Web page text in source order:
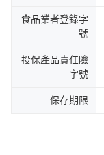
食品業者登錄字
號
投保產品責任險
字號
保存期限